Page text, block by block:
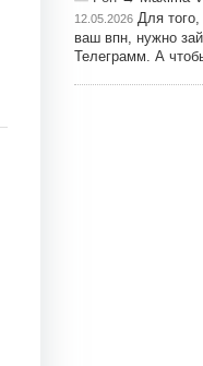
12.05.2026 Для того,
ваш впн, нужно
Телеграмм. А